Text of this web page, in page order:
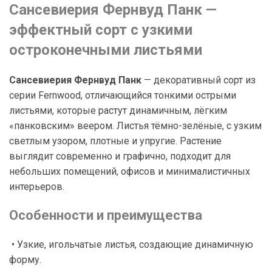
Сансевиерия Фернвуд Панк —
эффектный сорт с узкими
остроконечными листьями
Сансевиерия Фернвуд Панк — декоративный сорт из
серии Fernwood, отличающийся тонкими острыми
листьями, которые растут динамичным, лёгким
«панковским» веером. Листья тёмно-зелёные, с узким
светлым узором, плотные и упругие. Растение
выглядит современно и графично, подходит для
небольших помещений, офисов и минималистичных
интерьеров.
Особенности и преимущества
• Узкие, игольчатые листья, создающие динамичную
форму.